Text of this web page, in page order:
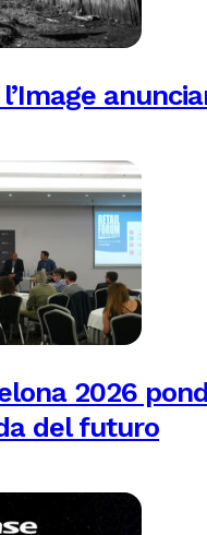
2026
del futuro